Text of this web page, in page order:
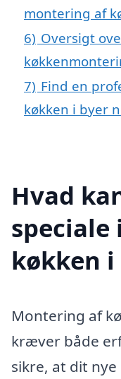
montering af
6) Oversigt
7) Find en
køkken i byer
Hvad
køkken
Montering af
kræver både
sikre, at dit